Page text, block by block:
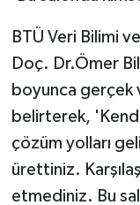
BTÜ Veri Bilimi
Doç. Dr.Ömer
boyunca gerçek
belirterek,
çözüm yolları
ürettiniz.
etmediniz. Bu